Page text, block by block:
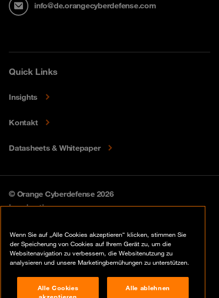
info@de.orangecyberdefense.com
Quick Links
Insights
Kontakt
Datasheets & Whitepaper
© Orange Cyberdefense 2026
Legal notice
Vulnerability policy
Compliance
Wenn Sie auf „Alle Cookies akzeptieren“ klicken, stimmen Sie
der Speicherung von Cookies auf Ihrem Gerät zu, um die
Websitenavigation zu verbessern, die Websitenutzung zu
analysieren und unsere Marketingbemühungen zu unterstützen.
Alle Cookies
Alle ablehnen